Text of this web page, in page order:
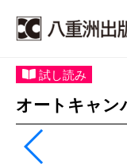
試し読み
オートキャン